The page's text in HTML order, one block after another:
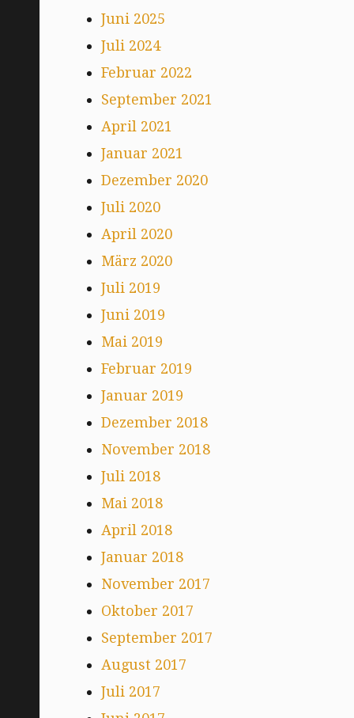
Juni 2025
Juli 2024
Februar 2022
September 2021
April 2021
Januar 2021
Dezember 2020
Juli 2020
April 2020
März 2020
Juli 2019
Juni 2019
Mai 2019
Februar 2019
Januar 2019
Dezember 2018
November 2018
Juli 2018
Mai 2018
April 2018
Januar 2018
November 2017
Oktober 2017
September 2017
August 2017
Juli 2017